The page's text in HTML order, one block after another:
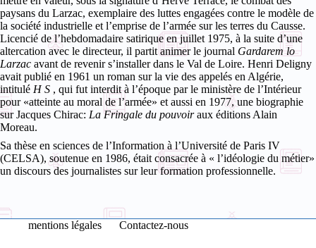
paysans du Larzac, exemplaire des luttes engagées contre le modèle de
la société industrielle et l’emprise de l’armée sur les terres du Causse.
Licencié de l’hebdomadaire satirique en juillet 1975, à la suite d’une
altercation avec le directeur, il partit animer le journal Gardarem lo
Larzac avant de revenir s’installer dans le Val de Loire. Henri Deligny
avait publié en 1961 un roman sur la vie des appelés en Algérie,
intitulé H S , qui fut interdit à l’époque par le ministère de l’Intérieur
pour «atteinte au moral de l’armée» et aussi en 1977, une biographie
sur Jacques Chirac: La Fringale du pouvoir aux éditions Alain
Moreau.
Sa thèse en sciences de l’Information à l’Université de Paris IV
(CELSA), soutenue en 1986, était consacrée à « l’idéologie du métier»
un discours des journalistes sur leur formation professionnelle.
mentions légales Contactez-nous